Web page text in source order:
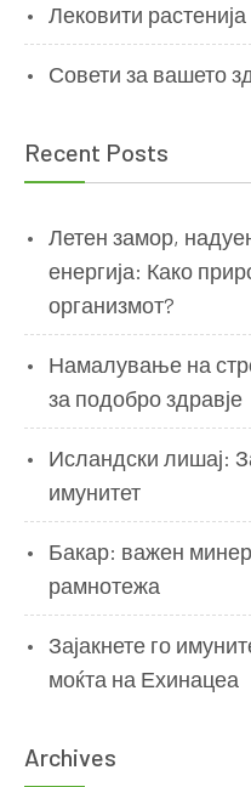
Лековити растенија
Совети за вашето
Recent Posts
Летен замор,
енергија: Како
организмот?
Намалување на
за подобро здравје
Исландски лишај:
имунитет
Бакар: важен
рамнотежа
Зајакнете го
моќта на Ехинацеа
Archives